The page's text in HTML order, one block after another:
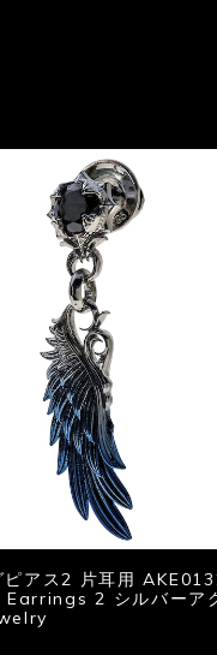
ピアス2 片耳用
2 シルバーア